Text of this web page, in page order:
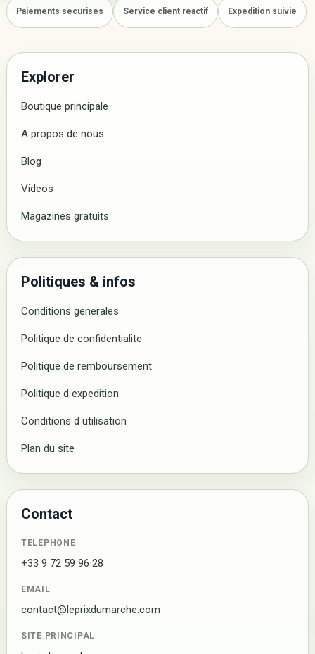
Paiements securises Service client reactif Expedition suivie
Explorer
Boutique principale
A propos de nous
Blog
Videos
Magazines gratuits
Politiques & infos
Conditions generales
Politique de confidentialite
Politique de remboursement
Politique d expedition
Conditions d utilisation
Plan du site
Contact
TELEPHONE
+33 9 72 59 96 28
EMAIL
contact@leprixdumarche.com
SITE PRINCIPAL